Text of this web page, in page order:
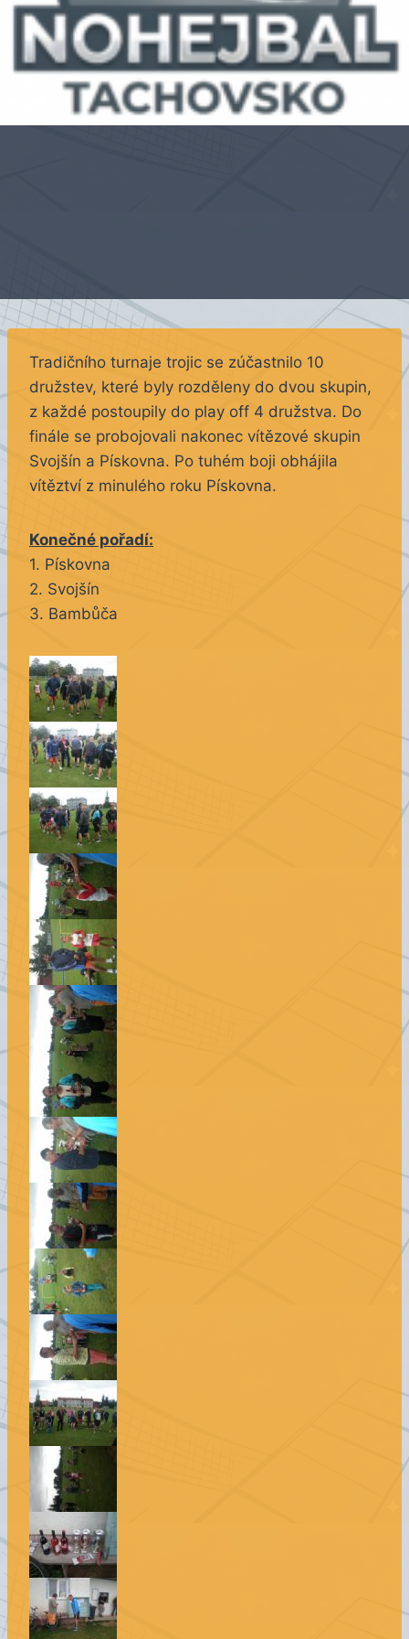
Tradičního turnaje trojic se zúčastnilo 10
družstev, které byly rozděleny do dvou skupin,
z každé postoupily do play off 4 družstva. Do
finále se probojovali nakonec vítězové skupin
Svojšín a Pískovna. Po tuhém boji obhájila
vítěztví z minulého roku Pískovna.
Konečné pořadí:
1. Pískovna
2. Svojšín
3. Bambůča